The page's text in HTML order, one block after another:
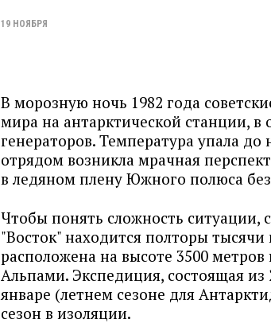
19 НОЯБРЯ
В морозную ночь 1982 года
мира на антарктической станции,
генераторов. Температура упала
отрядом возникла мрачная
в ледяном плену Южного полюса без
Чтобы понять сложность ситуации,
"Восток" находится полторы
расположена на высоте 3500
Альпами. Экспедиция, состоящая
январе (летнем сезоне для
сезон в изоляции.